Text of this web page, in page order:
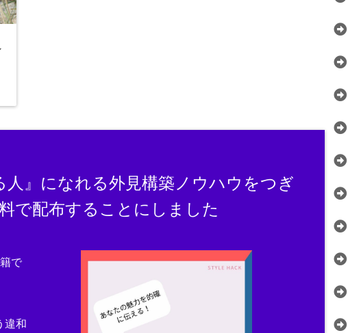
』になれる外見構築ノウハウをつぎ
で配布することにしました
で
違和